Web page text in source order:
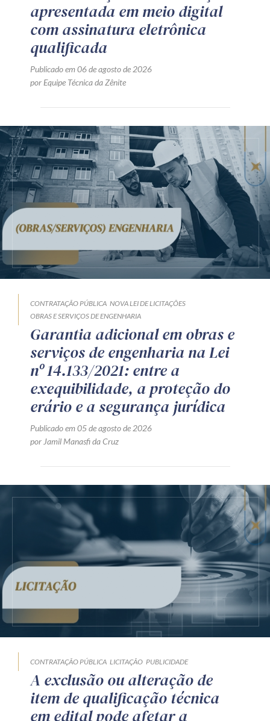
apresentada em meio digital
com assinatura eletrônica
qualificada
Publicado em 06 de agosto de 2026
por Equipe Técnica da Zênite
CONTRATAÇÃO PÚBLICA NOVA LEI DE LICITAÇÕES
OBRAS E SERVIÇOS DE ENGENHARIA
Garantia adicional em obras e
serviços de engenharia na Lei
nº 14.133/2021: entre a
exequibilidade, a proteção do
erário e a segurança jurídica
Publicado em 05 de agosto de 2026
por Jamil Manasfi da Cruz
CONTRATAÇÃO PÚBLICA LICITAÇÃO PUBLICIDADE
A exclusão ou alteração de
item de qualificação técnica
em edital pode afetar a